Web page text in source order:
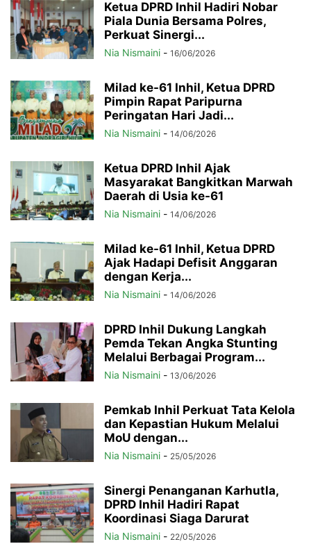
Ketua DPRD Inhil Hadiri Nobar
Piala Dunia Bersama Polres,
Perkuat Sinergi...
Nia Nismaini - 16/06/2026
Milad ke-61 Inhil, Ketua DPRD
Pimpin Rapat Paripurna
Peringatan Hari Jadi...
Nia Nismaini - 14/06/2026
Ketua DPRD Inhil Ajak
Masyarakat Bangkitkan Marwah
Daerah di Usia ke-61
Nia Nismaini - 14/06/2026
Milad ke-61 Inhil, Ketua DPRD
Ajak Hadapi Defisit Anggaran
dengan Kerja...
Nia Nismaini - 14/06/2026
DPRD Inhil Dukung Langkah
Pemda Tekan Angka Stunting
Melalui Berbagai Program...
Nia Nismaini - 13/06/2026
Pemkab Inhil Perkuat Tata Kelola
dan Kepastian Hukum Melalui
MoU dengan...
Nia Nismaini - 25/05/2026
Sinergi Penanganan Karhutla,
DPRD Inhil Hadiri Rapat
Koordinasi Siaga Darurat
Nia Nismaini - 22/05/2026